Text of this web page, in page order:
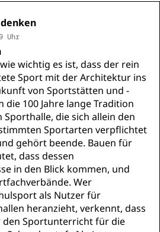
Uhr
wichtig es ist, dass der rein
Sport mit der Architektur ins
von Sportstätten und -
100 Jahre lange Tradition
die sich allein den
Sportarten verpflichtet
gehört beende. Bauen für
dass dessen
in den Blick kommen, und
Wer
als Nutzer für
heranzieht, verkennt, dass
den Sportunterricht für die